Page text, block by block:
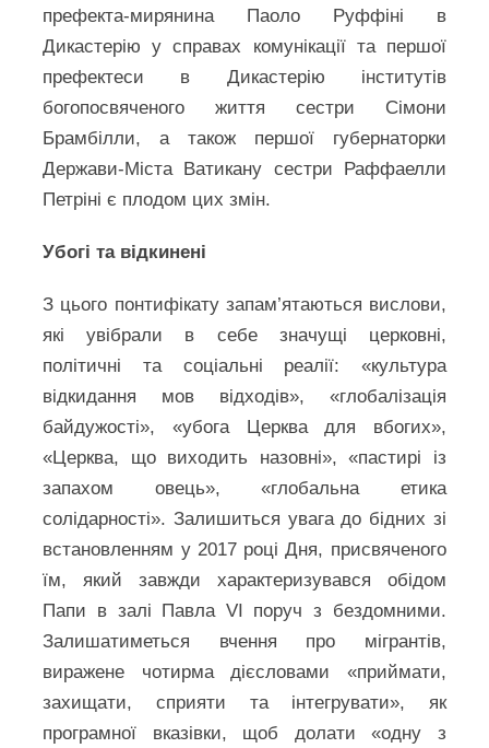
префекта-мирянина Паоло Руффіні в
Дикастерію у справах комунікації та першої
префектеси в Дикастерію інститутів
богопосвяченого життя сестри Сімони
Брамбілли, а також першої губернаторки
Держави-Міста Ватикану сестри Раффаелли
Петріні є плодом цих змін.
Убогі та відкинені
З цього понтифікату запам’ятаються вислови,
які увібрали в себе значущі церковні,
політичні та соціальні реалії: «культура
відкидання мов відходів», «глобалізація
байдужості», «убога Церква для вбогих»,
«Церква, що виходить назовні», «пастирі із
запахом овець», «глобальна етика
солідарності». Залишиться увага до бідних зі
встановленням у 2017 році Дня, присвяченого
їм, який завжди характеризувався обідом
Папи в залі Павла VI поруч з бездомними.
Залишатиметься вчення про мігрантів,
виражене чотирма дієсловами «приймати,
захищати, сприяти та інтегрувати», як
програмної вказівки, щоб долати «одну з